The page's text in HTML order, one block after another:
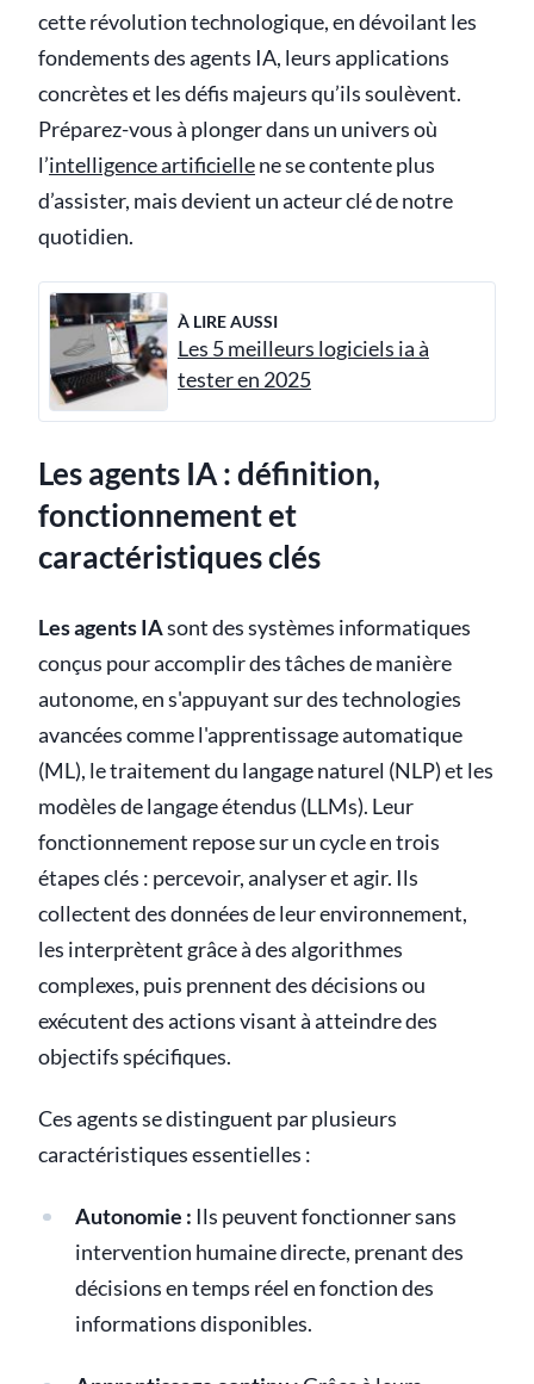
cette révolution technologique, en dévoilant les
fondements des agents IA, leurs applications
concrètes et les défis majeurs qu’ils soulèvent.
Préparez-vous à plonger dans un univers où
l’intelligence artificiellene se contente plus
d’assister, mais devient un acteur clé de notre
quotidien.
À LIRE AUSSI
Les 5 meilleurs logiciels ia à
tester en 2025
Les agents IA : définition,
fonctionnement et
caractéristiques clés
Les agents IAsont des systèmes informatiques
conçus pour accomplir des tâches de manière
autonome, en s'appuyant sur des technologies
avancées comme l'apprentissage automatique
(ML), le traitement du langage naturel (NLP) et les
modèles de langage étendus (LLMs). Leur
fonctionnement repose sur un cycle en trois
étapes clés : percevoir, analyser et agir. Ils
collectent des données de leur environnement,
les interprètent grâce à des algorithmes
complexes, puis prennent des décisions ou
exécutent des actions visant à atteindre des
objectifs spécifiques.
Ces agents se distinguent par plusieurs
caractéristiques essentielles :
Autonomie : Ils peuvent fonctionner sans
intervention humaine directe, prenant des
décisions en temps réel en fonction des
informations disponibles.